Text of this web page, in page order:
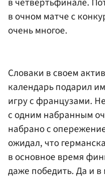
в очном матче с
очень многое.
Словаки в своем
календарь подарил
игру с французами.
с одним набранным
набрано с
ожидал, что
в основное время
даже победить. Да и